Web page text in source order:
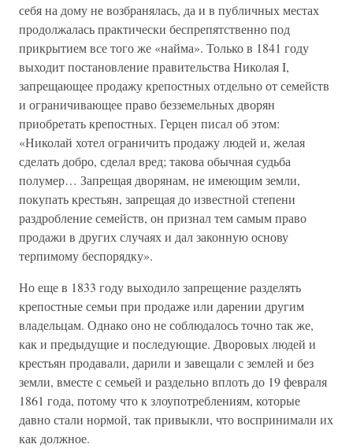
себя на дому не возбранялась, да и в публичных местах
продолжалась практически беспрепятственно под
прикрытием все того же «найма». Только в 1841 году
выходит постановление правительства Николая I,
запрещающее продажу крепостных отдельно от семейств
и ограничивающее право безземельных дворян
приобретать крепостных. Герцен писал об этом:
«Николай хотел ограничить продажу людей и, желая
сделать добро, сделал вред; такова обычная судьба
полумер… Запрещая дворянам, не имеющим земли,
покупать крестьян, запрещая до известной степени
раздробление семейств, он признал тем самым право
продажи в других случаях и дал законную основу
терпимому беспорядку».
Но еще в 1833 году выходило запрещение разделять
крепостные семьи при продаже или дарении другим
владельцам. Однако оно не соблюдалось точно так же,
как и предыдущие и последующие. Дворовых людей и
крестьян продавали, дарили и завещали с землей и без
земли, вместе с семьей и раздельно вплоть до 19 февраля
1861 года, потому что к злоупотреблениям, которые
давно стали нормой, так привыкли, что воспринимали их
как должное.